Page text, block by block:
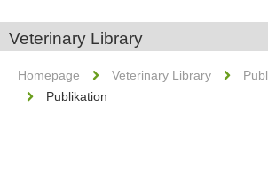
Veterinary Library
Homepage Veterinary Library
Publikation